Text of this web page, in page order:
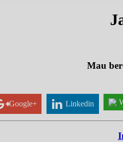
Mau
Google+ Linkedin